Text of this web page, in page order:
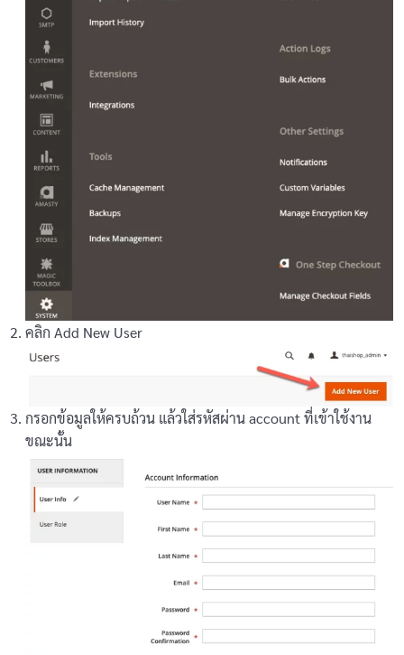
คลิก Add New User
กรอกข้อมูลให้ครบถ้วน แล้วใส่รหัสผ่าน account ที่เข้าใช้งาน
ขณะนั้น